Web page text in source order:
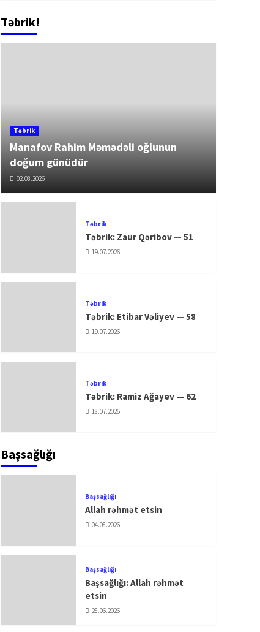
Təbrik!
Təbrik
Manafov Rahim Məmədəli oğlunun
doğum günüdür
02.08.2026
Təbrik
Təbrik: Zaur Qəribov — 51
19.07.2026
Təbrik
Təbrik: Etibar Vəliyev — 58
19.07.2026
Təbrik
Təbrik: Ramiz Ağayev — 62
18.07.2026
Başsağlığı
Başsağlığı
Allah rəhmət etsin
04.08.2026
Başsağlığı
Başsağlığı: Allah rəhmət
etsin
28.06.2026